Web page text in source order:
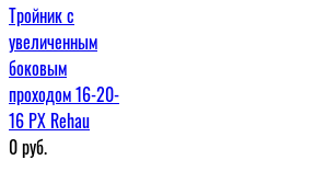
Тройник с
увеличенным
боковым
проходом 16-20-
16 PX Rehau
0руб.